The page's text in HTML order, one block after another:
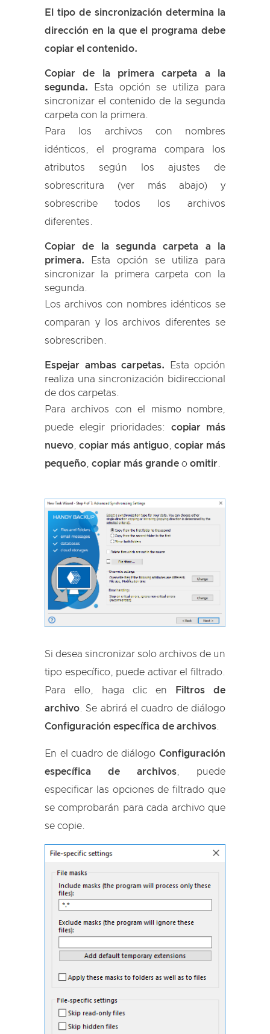
El tipo de sincronización determina la
dirección en la que el programa debe
copiar el contenido.
Copiar de la primera carpeta a la
segunda. Esta opción se utiliza para
sincronizar el contenido de la segunda
carpeta con la primera.
Para los archivos con nombres
idénticos, el programa compara los
atributos según los ajustes de
sobrescritura (ver más abajo) y
sobrescribe todos los archivos
diferentes.
Copiar de la segunda carpeta a la
primera. Esta opción se utiliza para
sincronizar la primera carpeta con la
segunda.
Los archivos con nombres idénticos se
comparan y los archivos diferentes se
sobrescriben.
Espejar ambas carpetas. Esta opción
realiza una sincronización bidireccional
de dos carpetas.
Para archivos con el mismo nombre,
puede elegir prioridades: copiar más
nuevo ,copiar más antiguo, copiar más
pequeño copiar más grande o omitir
Si desea sincronizar solo archivos de un
tipo específico, puede activar el filtrado.
Para ello, haga clic en
Filtros de
archivo. Se abrirá el cuadro de diálogo
Configuración específica de archivos.
En el cuadro de diálogo Configuración
específica de archivos, puede
especificar las opciones de filtrado que
se comprobarán para cada archivo que
se copie.